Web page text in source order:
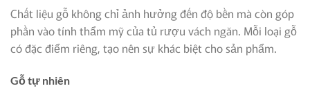
Chất liệu gỗ không chỉ ảnh hưởng đến độ bền mà còn góp
phần vào tính thẩm mỹ của tủ rượu vách ngăn. Mỗi loại gỗ
có đặc điểm riêng, tạo nên sự khác biệt cho sản phẩm.
Gỗ tự nhiên